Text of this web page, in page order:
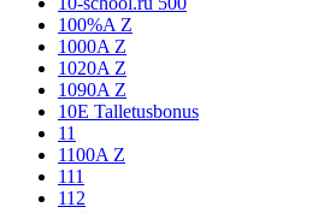
100%A Z
1000A Z
1020A Z
1090A Z
10E Talletusbonus
11
1100A Z
111
112